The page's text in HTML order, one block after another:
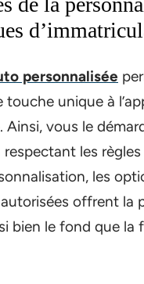
personnalisée
touche unique à
Ainsi, vous le
les règles
les
offrent la
bien le fond que la